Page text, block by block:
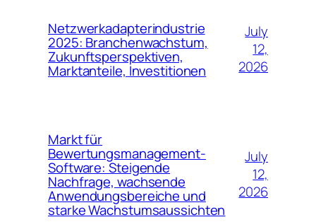
Netzwerkadapterindustrie
2025: Branchenwachstum,
Zukunftsperspektiven,
Marktanteile, Investitionen
July
12,
2026
Markt für
Bewertungsmanagement-
Software: Steigende
Nachfrage, wachsende
Anwendungsbereiche und
starke Wachstumsaussichten
July
12,
2026